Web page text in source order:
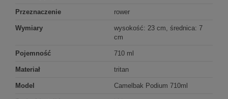
Przeznaczenie rower
Wymiary
wysokość: 23 cm, średnica: 7
cm
Pojemność 710 ml
Materiał tritan
Model Camelbak Podium 710ml